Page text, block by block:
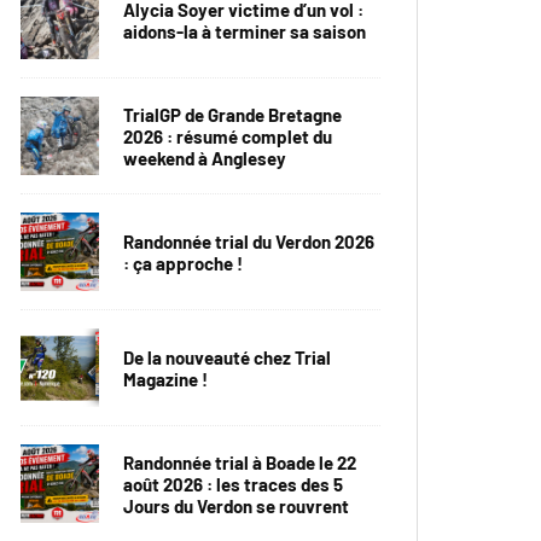
Alycia Soyer victime d’un vol :
aidons-la à terminer sa saison
TrialGP de Grande Bretagne
2026 : résumé complet du
weekend à Anglesey
Randonnée trial du Verdon 2026
: ça approche !
De la nouveauté chez Trial
Magazine !
Randonnée trial à Boade le 22
août 2026 : les traces des 5
Jours du Verdon se rouvrent